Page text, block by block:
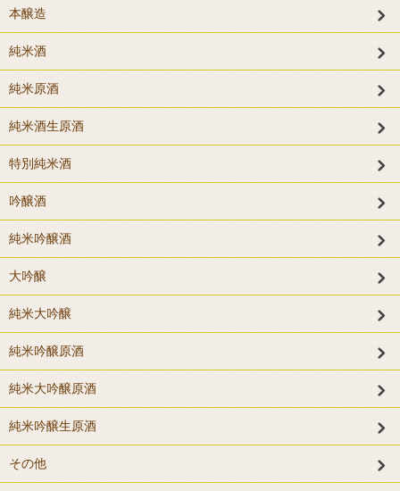
本醸造
純米酒
純米原酒
純米酒生原酒
特別純米酒
吟醸酒
純米吟醸酒
大吟醸
純米大吟醸
純米吟醸原酒
純米大吟醸原酒
純米吟醸生原酒
その他